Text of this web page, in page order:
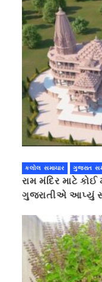
કલોલ સમાચાર ગુજરાત
રામ મંદિર માટે
ગુજરાતીએ આપ્યું